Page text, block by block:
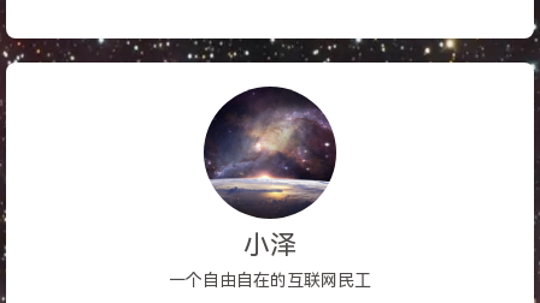
小泽
一个自由自在的互联网民工